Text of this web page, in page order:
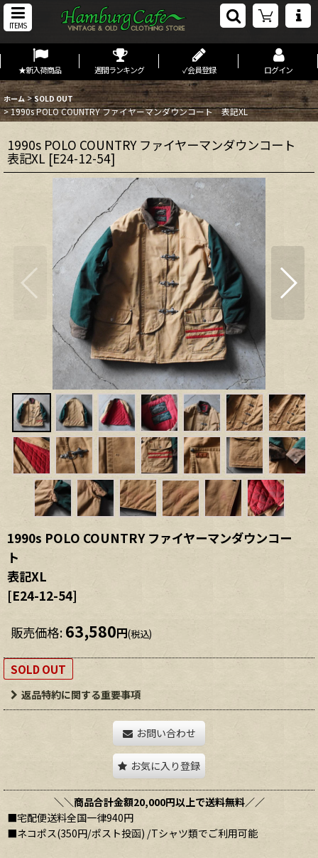
ITEMS
★新入荷商品 週間ランキング ✓会員登録 ログイン
ホーム > SOLD OUT
>1990s POLO COUNTRY ファイヤーマンダウンコート 表記XL
1990s POLO COUNTRY ファイヤーマンダウンコート
表記XL [E24-12-54]
1990s POLO COUNTRY ファイヤーマンダウンコー
ト
表記XL
[E24-12-54]
販売価格: 63,580円(税込)
SOLD OUT
返品特約に関する重要事項
お問い合わせ
お気に入り登録
＼＼商品合計金額20,000円以上で送料無料／／
■宅配便送料全国一律940円
■ネコポス(350円/ポスト投函) /Tシャツ類でご利用可能